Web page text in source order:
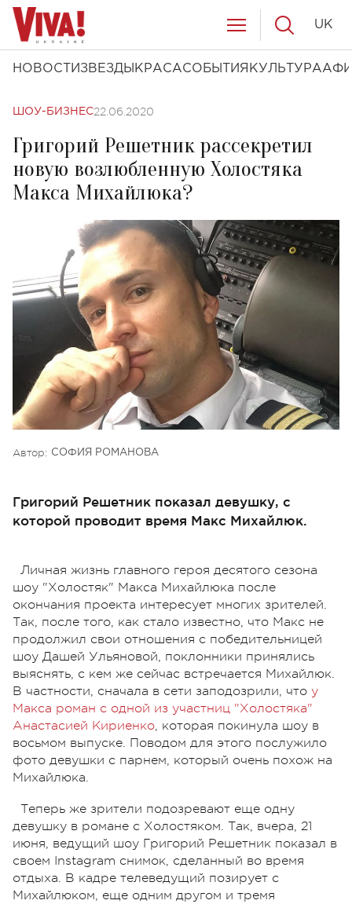
НОВОСТИ ЗВЕЗДЫ КРАСАСОБЫТИЯ КУЛЬТУРА
UK
ШОУ-БИЗНЕС22.06.2020
Григорий Решетник рассекретил
новую возлюбленную Холостяка
Макса Михайлюка?
Автор: СОФИЯ РОМАНОВА
Григорий Решетник показал девушку, с
которой проводит время Макс Михайлюк.
Личная жизнь главного героя десятого сезона
шоу "Холостяк" Макса Михайлюка после
окончания проекта интересует многих зрителей.
Так, после того, как стало известно, что Макс не
продолжил свои отношения с победительницей
шоу Дашей Ульяновой, поклонники принялись
выяснять, с кем же сейчас встречается Михайлюк.
В частности, сначала в сети заподозрили, что у
Макса роман с одной из участниц "Холостяка"
Анастасией Кириенко, которая покинула шоу в
восьмом выпуске. Поводом для этого послужило
фото девушки с парнем, который очень похож на
Михайлюка.
Теперь же зрители подозревают еще одну
девушку в романе с Холостяком. Так, вчера, 21
июня, ведущий шоу Григорий Решетник показал в
своем Instagram снимок, сделанный во время
отдыха. В кадре телеведущий позирует с
Михайлюком, еще одним другом и тремя